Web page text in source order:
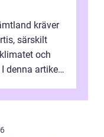
kräver
särskilt
och
denna artikel